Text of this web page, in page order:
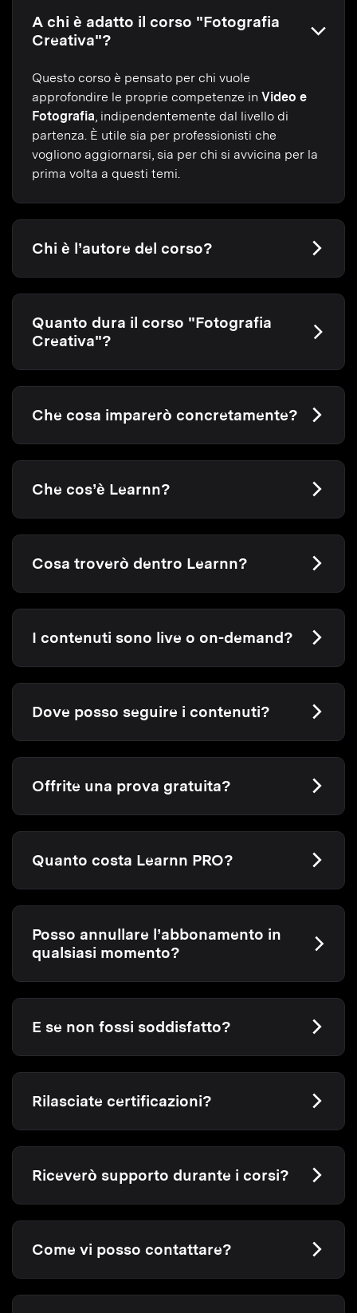
A chi è adatto il corso "Fotografia
Creativa"?
Questo corso è pensato per chi vuole
approfondire le proprie competenze in Video e
Fotografia , indipendentemente dal livello di
partenza. È utile sia per professionisti che
vogliono aggiornarsi, sia per chi si avvicina per la
prima volta a questi temi.
Chi è l’autore del corso?
Quanto dura il corso "Fotografia
Creativa"?
Che cosa imparerò concretamente?
Che cos’è Learnn?
Cosa troverò dentro Learnn?
I contenuti sono live o on-demand?
Dove posso seguire i contenuti?
Offrite una prova gratuita?
Quanto costa Learnn PRO?
Posso annullare l’abbonamento in
qualsiasi momento?
E se non fossi soddisfatto?
Rilasciate certificazioni?
Riceverò supporto durante i corsi?
Come vi posso contattare?